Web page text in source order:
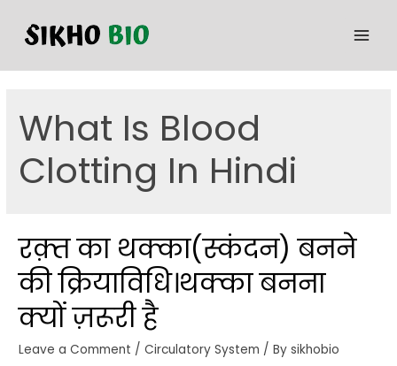
What Is Blood
Clotting In Hindi
रक़्त का थक्का(स्कंदन) बनने
की क्रियाविधि।थक्का बनना
क्यों ज़रूरी है
Leave a Comment /Circulatory System / Bysikhobio